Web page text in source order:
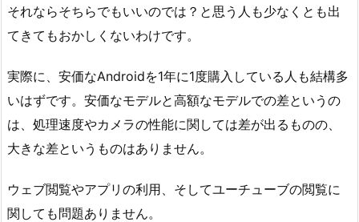
それならそちらでもいいのでは？と思う人も少なくとも出
てきてもおかしくないわけです。
実際に、安価なAndroidを1年に1度購入している人も結構多
いはずです。安価なモデルと高額なモデルでの差というの
は、処理速度やカメラの性能に関しては差が出るものの、
大きな差というものはありません。
ウェブ閲覧やアプリの利用、そしてユーチューブの閲覧に
関しても問題ありません。